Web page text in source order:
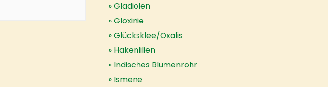
Gladiolen
Gloxinie
Glücksklee/Oxalis
Hakenlilien
Indisches Blumenrohr
Ismene